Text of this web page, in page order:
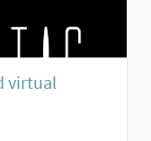
virtual